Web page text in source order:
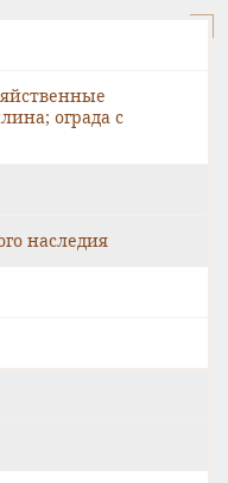
ограда с
наследия